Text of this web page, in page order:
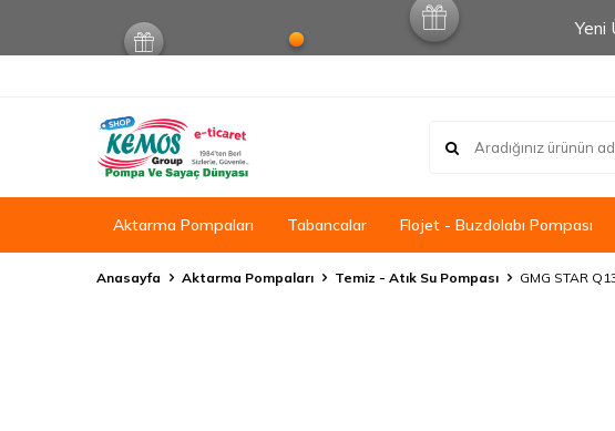
Yeni
Aktarma Pompaları Tabancalar Flojet - Buzdolabı Pompası
Anasayfa Aktarma Pompaları Temiz - Atık Su Pompası GMG STAR